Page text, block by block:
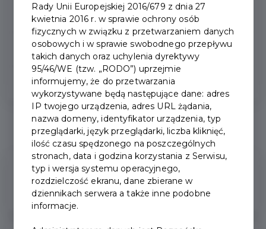
Pakiety i partnerzy
Ulgi
Nośniki i aplikacja
Ulgi
Czy student/uczeń z zagranicy może
korzystać z Karty ulgowej?
Rady Unii Europejskiej 2016/679 z dnia 27
kwietnia 2016 r. w sprawie ochrony osób
fizycznych w związku z przetwarzaniem danych
osobowych i w sprawie swobodnego przepływu
takich danych oraz uchylenia dyrektywy
95/46/WE (tzw. „RODO”) uprzejmie
informujemy, że do przetwarzania
wykorzystywane będą następujące dane: adres
IP twojego urządzenia, adres URL żądania,
nazwa domeny, identyfikator urządzenia, typ
przeglądarki, język przeglądarki, liczba kliknięć,
ilość czasu spędzonego na poszczególnych
stronach, data i godzina korzystania z Serwisu,
typ i wersja systemu operacyjnego,
rozdzielczość ekranu, dane zbierane w
dziennikach serwera a także inne podobne
informacje.